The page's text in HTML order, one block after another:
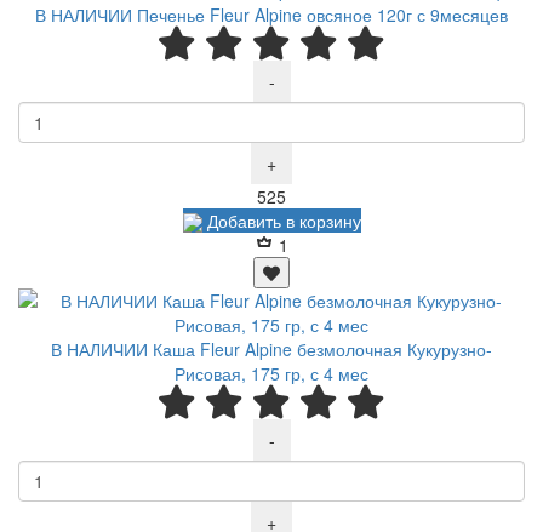
В НАЛИЧИИ Печенье Fleur Alpine овсяное 120г с 9месяцев
-
+
525Р
Добавить в корзину
1
В НАЛИЧИИ Каша Fleur Alpine безмолочная Кукурузно-
Рисовая, 175 гр, с 4 мес
-
+